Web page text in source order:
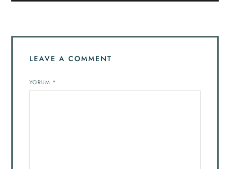
LEAVE A COMMENT
YORUM *